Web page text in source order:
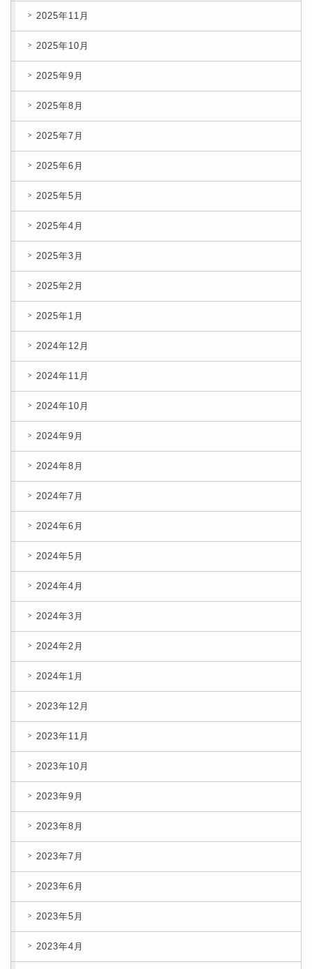
2025年11月
2025年10月
2025年9月
2025年8月
2025年7月
2025年6月
2025年5月
2025年4月
2025年3月
2025年2月
2025年1月
2024年12月
2024年11月
2024年10月
2024年9月
2024年8月
2024年7月
2024年6月
2024年5月
2024年4月
2024年3月
2024年2月
2024年1月
2023年12月
2023年11月
2023年10月
2023年9月
2023年8月
2023年7月
2023年6月
2023年5月
2023年4月